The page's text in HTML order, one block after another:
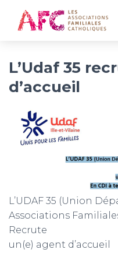
L’Udaf 35
d’accueil
L’UDAF 35 (Union
Associations
Recrute
un(e) agent d’accueil